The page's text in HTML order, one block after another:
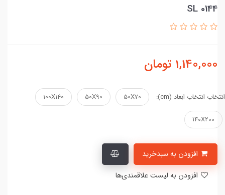
SL 0144
1,140,000 تومان
انتخاب انتخاب ابعاد (cm): 50X70
50X90
100X140
140X200